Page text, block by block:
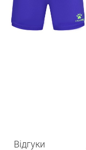
Відгуки